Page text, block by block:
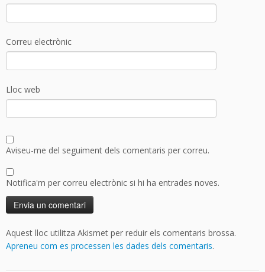
Correu electrònic
Lloc web
Aviseu-me del seguiment dels comentaris per correu.
Notifica'm per correu electrònic si hi ha entrades noves.
Aquest lloc utilitza Akismet per reduir els comentaris brossa.
Apreneu com es processen les dades dels comentaris.